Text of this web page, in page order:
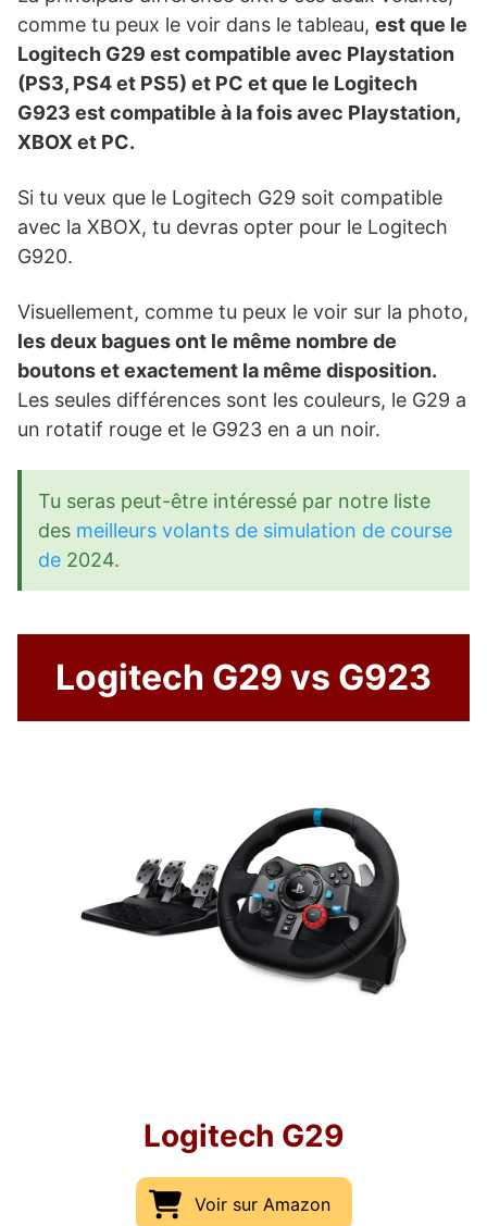
comme tu peux le voir dans le tableau, est que le
Logitech G29 est compatible avec Playstation
(PS3, PS4 et PS5) et PC et que le Logitech
G923 est compatible à la fois avec Playstation,
XBOX et PC.
Si tu veux que le Logitech G29 soit compatible
avec la XBOX, tu devras opter pour le Logitech
G920.
Visuellement, comme tu peux le voir sur la photo,
les deux bagues ont le même nombre de
boutons et exactement la même disposition.
Les seules différences sont les couleurs, le G29 a
un rotatif rouge et le G923 en a un noir.
Tu seras peut-être intéressé par notre liste
des meilleurs volants de simulation de course
de 2024.
Logitech G29 vs G923
Logitech G29
Voir sur Amazon